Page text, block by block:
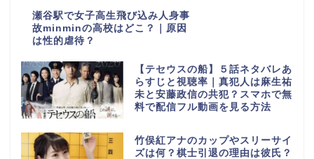
瀬谷駅で女子高生飛び込み人身事
故minminの高校はどこ？｜原因
は性的虐待？
【テセウスの船】５話ネタバレあ
らすじと視聴率｜真犯人は麻生祐
未と安藤政信の共犯？スマホで無
料で配信フル動画を見る方法
竹俣紅アナのカップやスリーサイ
ズは何？棋士引退の理由は彼氏？